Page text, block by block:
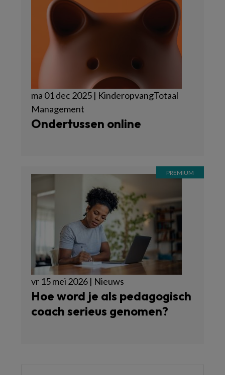
ma 01 dec 2025 | KinderopvangTotaal
Management
Ondertussen online
vr 15 mei 2026 | Nieuws
Hoe word je als pedagogisch
coach serieus genomen?